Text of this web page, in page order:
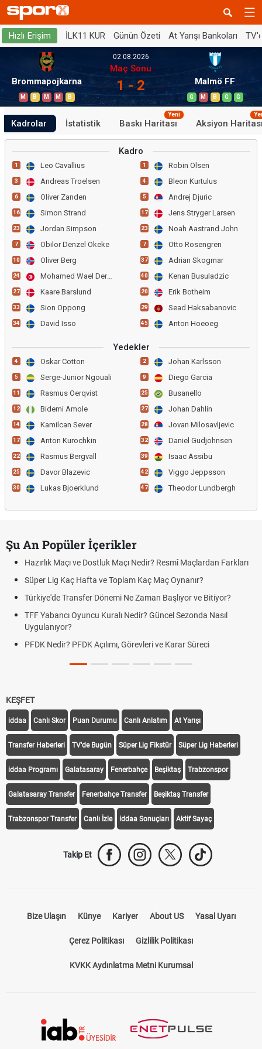
Hızlı Erişim İLK11 KUR Günün Özeti At Yarışı Bankoları
Brommapojkarna
M B M M B
02.08.2026
Maç Sonu
1 - 2 Malmö FF
G M B G G
Kadrolar İstatistik Baskı Haritası
Yeni
Aksiyon
Kadro
1 Leo Cavallius
3 Andreas Troelsen
6 Oliver Zanden
16 Simon Strand
23 Jordan Simpson
7 Obilor Denzel Okeke
10 Oliver Berg
24 Mohamed Wael Derbali
27 Kaare Barslund
33 Sion Oppong
34 David Isso
1 Robin Olsen
4 Bleon Kurtulus
5 Andrej Djuric
17 Jens Stryger Larsen
23 Noah Aastrand John
7 Otto Rosengren
37 Adrian Skogmar
40 Kenan Busuladzic
20 Erik Botheim
29 Sead Haksabanovic
45 Anton Hoeoeg
Yedekler
4 Oskar Cotton
5 Serge-Junior Ngouali
11 Rasmus Oerqvist
12 Bidemi Amole
14 Kamilcan Sever
17 Anton Kurochkin
22 Rasmus Bergvall
25 Davor Blazevic
30 Lukas Bjoerklund
2 Johan Karlsson
9 Diego Garcia
25 Busanello
27 Johan Dahlin
28 Jovan Milosavljevic
32 Daniel Gudjohnsen
39 Isaac Assibu
42 Viggo Jeppsson
47 Theodor Lundbergh
Şu An Popüler İçerikler
Hazırlık Maçı ve Dostluk Maçı Nedir? Resmî Maçlardan Farkları
Süper Lig Kaç Hafta ve Toplam Kaç Maç Oynanır?
Türkiye'de Transfer Dönemi Ne Zaman Başlıyor ve Bitiyor?
TFF Yabancı Oyuncu Kuralı Nedir? Güncel Sezonda Nasıl
Uygulanıyor?
PFDK Nedir? PFDK Açılımı, Görevleri ve Karar Süreci
KEŞFET
iddaa Canlı Skor Puan Durumu Canlı Anlatım At Yarışı
Transfer Haberleri TV'de Bugün Süper Lig Fikstür Süper Lig Haberleri
iddaa Programı Galatasaray Fenerbahçe Beşiktaş Trabzonspor
Galatasaray Transfer Fenerbahçe Transfer Beşiktaş Transfer
Trabzonspor Transfer Canlı İzle iddaa Sonuçları Aktif Sayaç
Takip Et
Bize Ulaşın Künye Kariyer About US Yasal Uyarı
Çerez Politikası Gizlilik Politikası
KVKK Aydınlatma Metni Kurumsal